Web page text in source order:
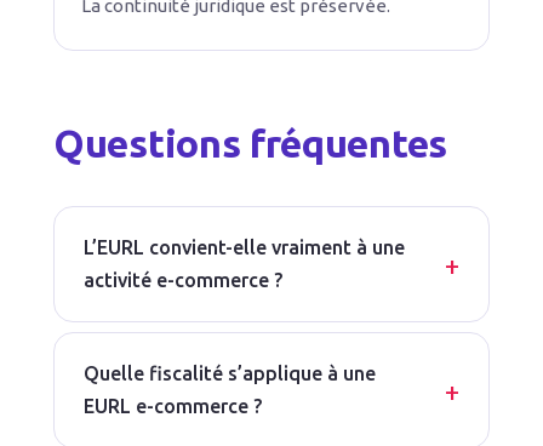
La continuité juridique est préservée.
Questions fréquentes
L’EURL convient-elle vraiment à une
activité e-commerce ?
Quelle fiscalité s’applique à une
EURL e-commerce ?